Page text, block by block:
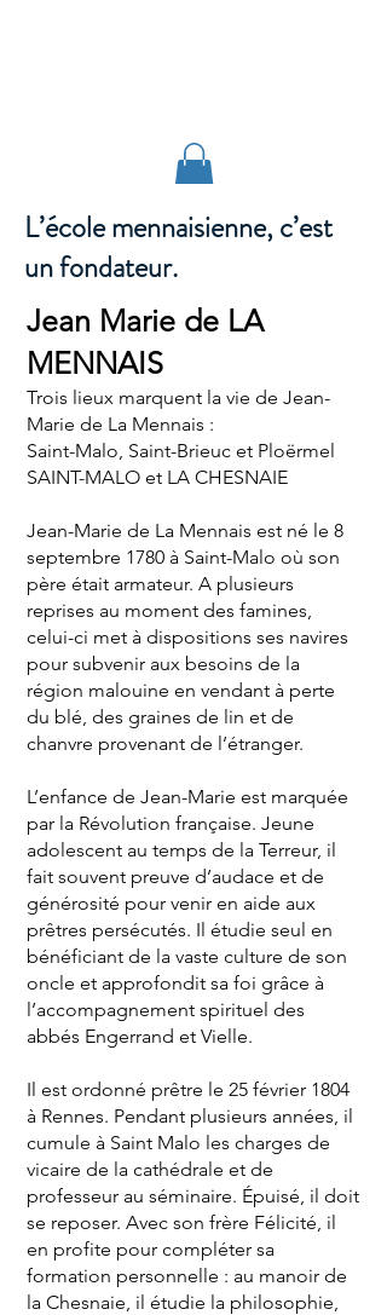
L’école mennaisienne, c’est
un fondateur.
Jean Marie de LA
MENNAIS
Trois lieux marquent la vie de Jean-
Marie de La Mennais :
Saint-Malo, Saint-Brieuc et Ploërmel
SAINT-MALO et LA CHESNAIE
Jean-Marie de La Mennais est né le 8
septembre 1780 à Saint-Malo où son
père était armateur. A plusieurs
reprises au moment des famines,
celui-ci met à dispositions ses navires
pour subvenir aux besoins de la
région malouine en vendant à perte
du blé, des graines de lin et de
chanvre provenant de l’étranger.
L’enfance de Jean-Marie est marquée
par la Révolution française. Jeune
adolescent au temps de la Terreur, il
fait souvent preuve d’audace et de
générosité pour venir en aide aux
prêtres persécutés. Il étudie seul en
bénéficiant de la vaste culture de son
oncle et approfondit sa foi grâce à
l’accompagnement spirituel des
abbés Engerrand et Vielle.
Il est ordonné prêtre le 25 février 1804
à Rennes. Pendant plusieurs années, il
cumule à Saint Malo les charges de
vicaire de la cathédrale et de
professeur au séminaire. Épuisé, il doit
se reposer. Avec son frère Félicité, il
en profite pour compléter sa
formation personnelle : au manoir de
la Chesnaie, il étudie la philosophie,